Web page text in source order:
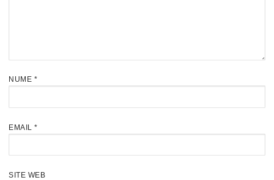
NUME *
EMAIL *
SITE WEB